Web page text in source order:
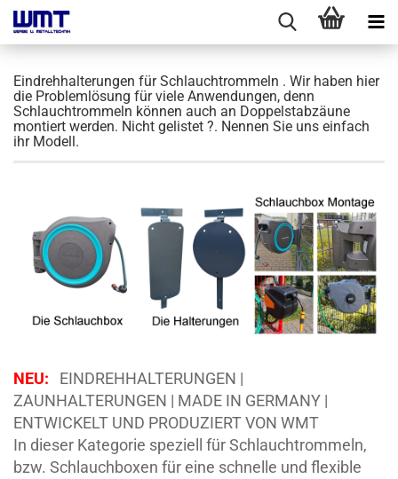
Eindrehhalterungen für Schlauchtrommeln . Wir haben hier
die Problemlösung für viele Anwendungen, denn
Schlauchtrommeln können auch an Doppelstabzäune
montiert werden. Nicht gelistet ?. Nennen Sie uns einfach
ihr Modell.
NEU:
EINDREHHALTERUNGEN |
ZAUNHALTERUNGEN | MADE IN GERMANY |
ENTWICKELT UND PRODUZIERT VON WMT
In dieser Kategorie speziell für Schlauchtrommeln,
bzw. Schlauchboxen für eine schnelle und flexible